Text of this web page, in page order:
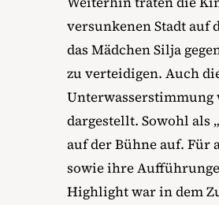
versunkenen Stadt auf
das Mädchen Silja
zu verteidigen. Auch
dargestellt. Sowohl als
auf der Bühne auf.
sowie ihre
Highlight war in dem